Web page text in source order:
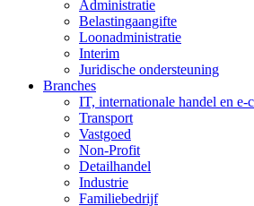
Administratie
Belastingaangifte
Loonadministratie
Interim
Juridische ondersteuning
Branches
IT, internationale handel en e-
Transport
Vastgoed
Non-Profit
Detailhandel
Industrie
Familiebedrijf